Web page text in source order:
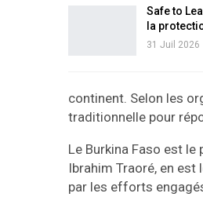
Safe to
la
31 Juil 2026
continent. Selon les
traditionnelle pour
Le Burkina Faso est
Ibrahim Traoré, en est
par les efforts